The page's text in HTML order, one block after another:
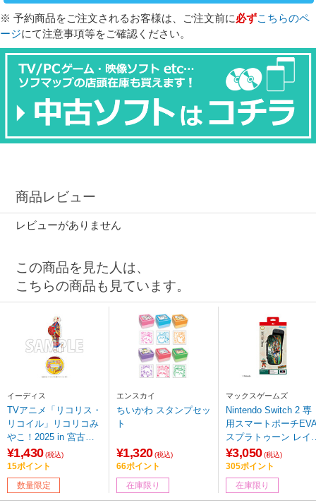
※ 予約商品をご注文されるお客様は、ご注文前に必ずこちらのペ
ージにて注意事項等をご確認ください。
商品レビュー
レビューがありません
この商品を見た人は、
こちらの商品も見ています。
イーディス
TVアニメ「リコリス・
リコイル」リコリコみ
やこ！2025 in 宮古
島 アクリルスタンド
錦木 千束[琉装ver] 【s
of001】
¥1,430 (税込)
15ポイント
数量限定
エンスカイ
ちいかわ スタンプセッ
ト
¥1,320 (税込)
66ポイント
在庫限り
マックスゲームズ
Nintendo Switch 2 専
用スマートポーチ
スプラトゥーン レイ
ース
¥3,050 (税込)
305ポイント
在庫限り